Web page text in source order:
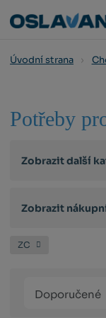
Úvodní strana
Potřeby
Zobrazit další
Zobrazit
ZC
produktů